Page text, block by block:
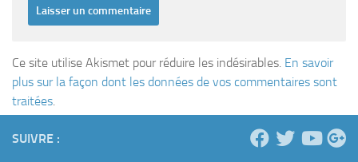
Ce site utilise Akismet pour réduire les indésirables. En savoir
plus sur la façon dont les données de vos commentaires sont
traitées.
SUIVRE :